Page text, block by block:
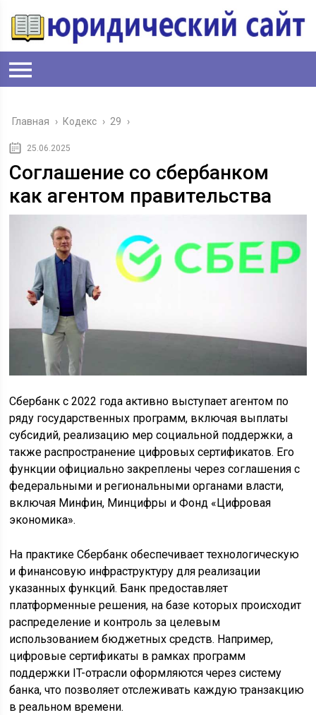
Главная › Кодекс › 29 ›
25.06.2025
Соглашение со сбербанком
как агентом правительства
Сбербанк с 2022 года активно выступает агентом по
ряду государственных программ, включая выплаты
субсидий, реализацию мер социальной поддержки, а
также распространение цифровых сертификатов. Его
функции официально закреплены через соглашения с
федеральными и региональными органами власти,
включая Минфин, Минцифры и Фонд «Цифровая
экономика».
На практике Сбербанк обеспечивает технологическую
и финансовую инфраструктуру для реализации
указанных функций. Банк предоставляет
платформенные решения, на базе которых происходит
распределение и контроль за целевым
использованием бюджетных средств. Например,
цифровые сертификаты в рамках программ
поддержки IT-отрасли оформляются через систему
банка, что позволяет отслеживать каждую транзакцию
в реальном времени.